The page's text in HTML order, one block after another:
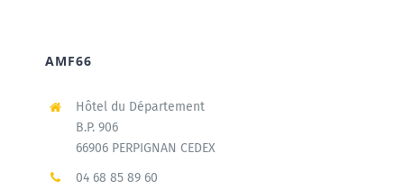
AMF66
Hôtel du Département
B.P. 906
66906 PERPIGNAN CEDEX
04 68 85 89 60